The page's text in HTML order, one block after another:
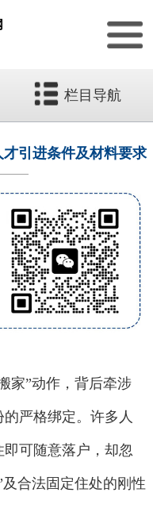
栏目导航
引进条件及材料要求
”动作，背后牵涉
严格绑定。许多人
可随意落户，却忽
合法固定住处的刚性